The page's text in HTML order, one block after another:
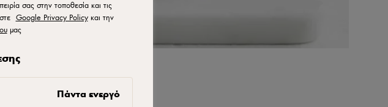
κέλυφος
σας στην τοποθεσία και τις
Google Privacy Policyκαι την
μας
Πάντα ενεργό